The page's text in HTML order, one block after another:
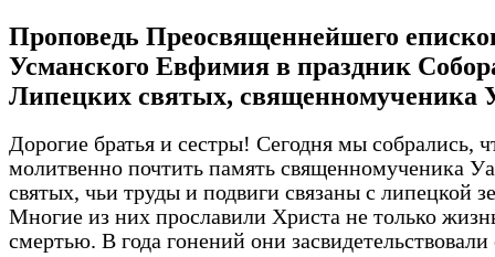
Проповедь Преосвященнейшего
Усманского Евфимия в праздник
Липецких святых, священномученика
Дорогие братья и сестры! Сегодня мы собрались,
молитвенно почтить память священномученика
святых, чьи труды и подвиги связаны с липецкой
Многие из них прославили Христа не только
смертью. В года гонений они